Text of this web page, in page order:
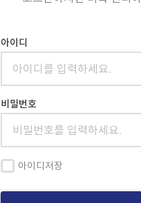
아이디
비밀번호
아이디저장